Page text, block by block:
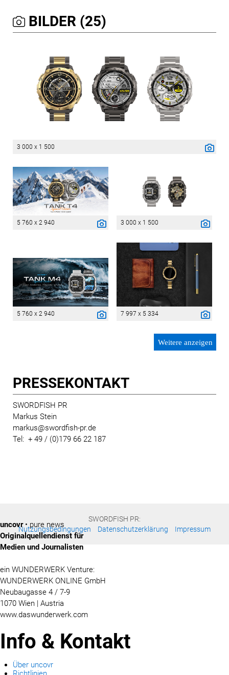
BILDER (25)
3 000 x 1 500
5 760 x 2 940 3 000 x 1 500
5 760 x 2 940 7 997 x 5 334
Weitere anzeigen
PRESSE­KONTAKT
SWORDFISH PR
Markus Stein
markus@swordfish-pr.de
Tel: + 49 / (0)179 66 22 187
SWORDFISH PR:
Nutzungsbedingungen
Datenschutzerklärung Impressum
uncovr• pure news
Originalquellendienst für
Medien und Journalisten
ein WUNDERWERK Venture:
WUNDERWERK ONLINE GmbH
Neubaugasse 4 / 7-9
1070 Wien | Austria
www.daswunderwerk.com
Info & Kontakt
Über uncovr